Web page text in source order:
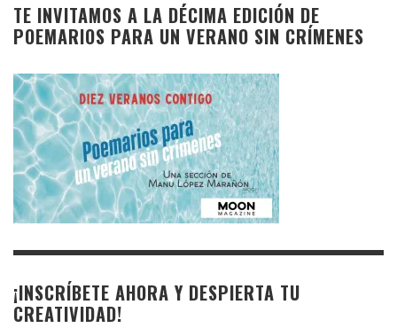
TE INVITAMOS A LA DÉCIMA EDICIÓN DE
POEMARIOS PARA UN VERANO SIN CRÍMENES
¡INSCRÍBETE AHORA Y DESPIERTA TU
CREATIVIDAD!